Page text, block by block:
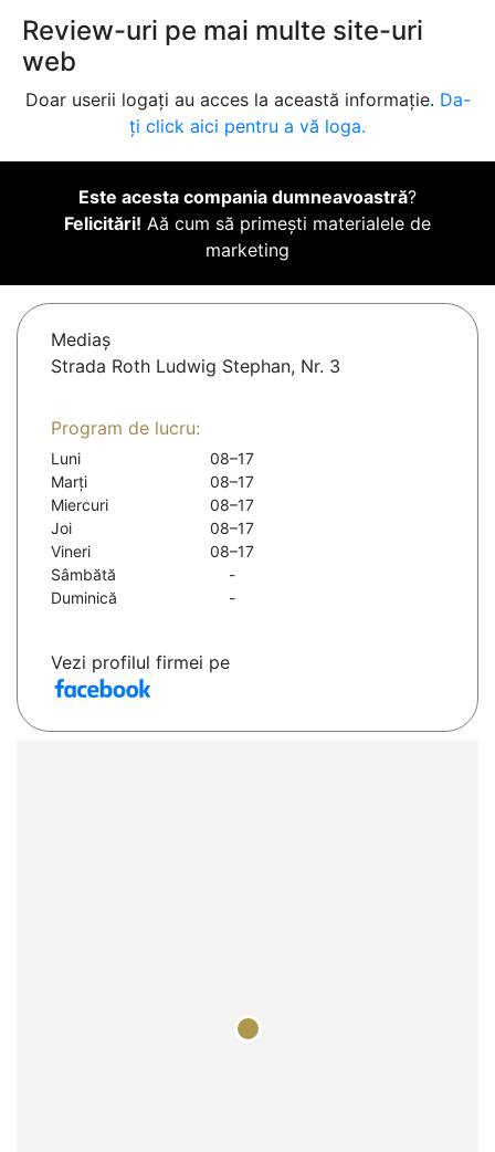
Review-uri pe mai multe site-uri
web
Doar userii logați au acces la această informație. Da-
ți click aici pentru a vă loga.
Este acesta compania dumneavoastră?
Felicitări! Aă cum să primești materialele de
marketing
Mediaş
Strada Roth Ludwig Stephan, Nr. 3
Program de lucru:
Luni
08–17
Marți
08–17
Miercuri
08–17
Joi
08–17
Vineri
08–17
Sâmbătă
-
Duminică
-
Vezi profilul firmei pe